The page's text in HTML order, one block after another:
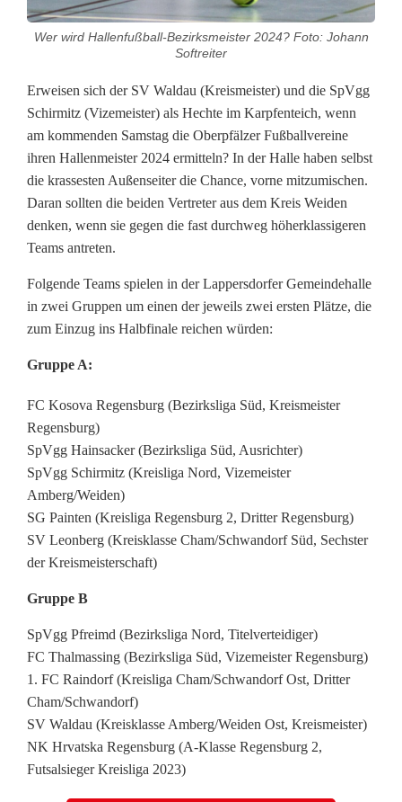
u
u
n
d
S
c
h
i
r
m
i
z
H
e
c
h
t
i
m
K
a
r
Wer wird Hallenfußball-Bezirksmeister 2024? Foto: Johann
Softreiter
Erweisen sich der SV Waldau (Kreismeister) und die SpVgg
Schirmitz (Vizemeister) als Hechte im Karpfenteich, wenn
am kommenden Samstag die Oberpfälzer Fußballvereine
ihren Hallenmeister 2024 ermitteln? In der Halle haben selbst
die krassesten Außenseiter die Chance, vorne mitzumischen.
Daran sollten die beiden Vertreter aus dem Kreis Weiden
denken, wenn sie gegen die fast durchweg höherklassigeren
Teams antreten.
Folgende Teams spielen in der Lappersdorfer Gemeindehalle
in zwei Gruppen um einen der jeweils zwei ersten Plätze, die
zum Einzug ins Halbfinale reichen würden:
Gruppe A:
FC Kosova Regensburg (Bezirksliga Süd, Kreismeister
Regensburg)
SpVgg Hainsacker (Bezirksliga Süd, Ausrichter)
SpVgg Schirmitz (Kreisliga Nord, Vizemeister
Amberg/Weiden)
SG Painten (Kreisliga Regensburg 2, Dritter Regensburg)
SV Leonberg (Kreisklasse Cham/Schwandorf Süd, Sechster
der Kreismeisterschaft)
Gruppe B
SpVgg Pfreimd (Bezirksliga Nord, Titelverteidiger)
FC Thalmassing (Bezirksliga Süd, Vizemeister Regensburg)
1. FC Raindorf (Kreisliga Cham/Schwandorf Ost, Dritter
Cham/Schwandorf)
SV Waldau (Kreisklasse Amberg/Weiden Ost, Kreismeister)
NK Hrvatska Regensburg (A-Klasse Regensburg 2,
Futsalsieger Kreisliga 2023)